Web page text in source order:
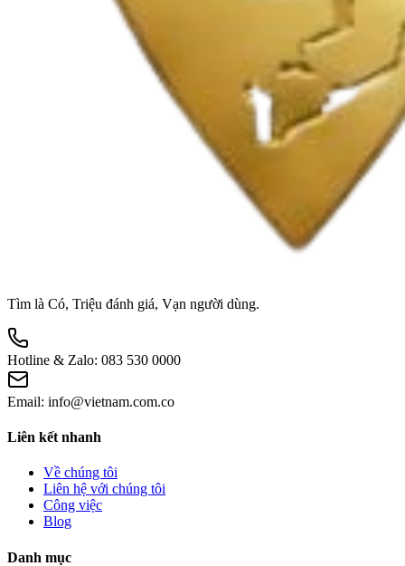
Tìm là Có, Triệu đánh giá, Vạn người dùng.
Hotline & Zalo: 083 530 0000
Email: info@vietnam.com.co
Liên kết nhanh
Về chúng tôi
Liên hệ với chúng tôi
Công việc
Blog
Danh mục